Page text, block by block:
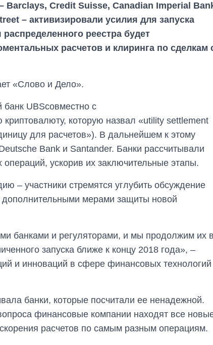
Credit Suisse, Canadian Imperial
– активизировали усилия для запуска
реестра будет
расчетов и клиринга по сделкам
«Слово и Дело».
банк UBSсовместно с
которую назвал «utility settlement
для расчетов»). В дальнейшем к этому
Bank и Santander. Банки рассчитывали
ускорив их заключительные этапы.
– участники стремятся углубить обсуждение
мерами защиты новой
банками и регуляторами, и мы продолжим их в
запуска ближе к концу 2018 года», –
и инноваций в сфере финансовых технологий
банки, которые посчитали ее ненадежной.
финансовые компании находят все
расчетов по самым разным операциям.
изменилось
количество
аспирантуру